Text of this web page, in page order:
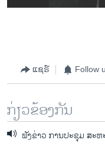
ແຊຣ໌ Follow
ກ່ຽວຂ້ອງກັນ
ຟັງຂ່າວ ການປະຊຸມ ສະ